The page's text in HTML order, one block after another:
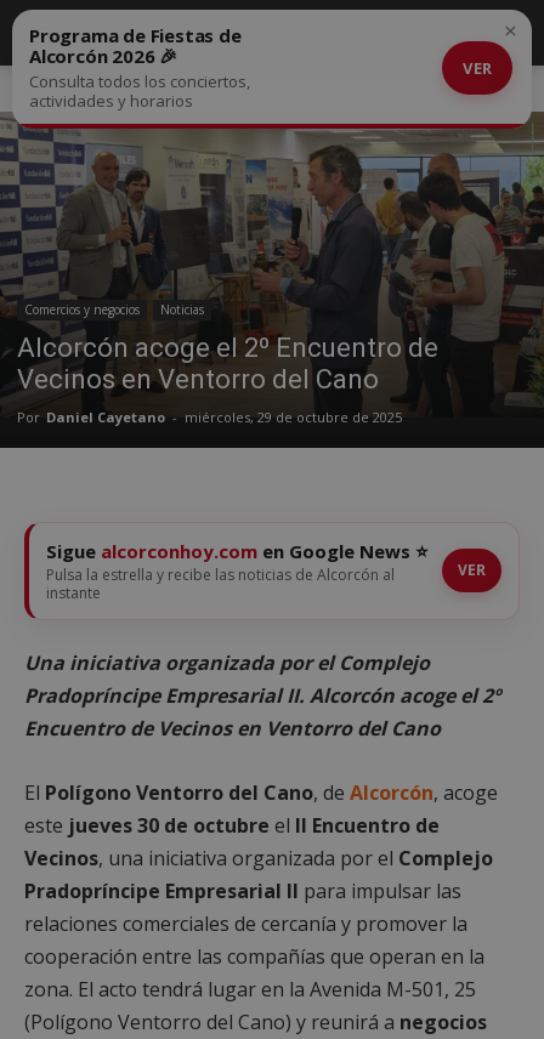
Inicio Comercios y negocios
Comercios y negocios Noticias
Alcorcón acoge el 2º Encuentro de
Vecinos en Ventorro del Cano
Por Daniel Cayetano - miércoles, 29 de octubre de 2025
Programa de Fiestas de
Alcorcón 2026 🎉
Consulta todos los conciertos,
actividades y horarios
VER
×
Sigue alcorconhoy.com en Google News ⭐
Pulsa la estrella y recibe las noticias de Alcorcón al
instante
VER
Una iniciativa organizada por el Complejo
Pradopríncipe Empresarial II. Alcorcón acoge el 2º
Encuentro de Vecinos en Ventorro del Cano
El Polígono Ventorro del Cano, de Alcorcón, acoge
este jueves 30 de octubre el II Encuentro de
Vecinos, una iniciativa organizada por el Complejo
Pradopríncipe Empresarial II para impulsar las
relaciones comerciales de cercanía y promover la
cooperación entre las compañías que operan en la
zona. El acto tendrá lugar en la Avenida M-501, 25
(Polígono Ventorro del Cano) y reunirá a negocios